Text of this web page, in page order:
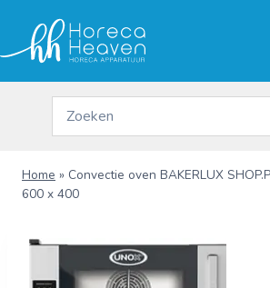
inhoud
Home » Convectie oven BAKERLUX
600 x 400